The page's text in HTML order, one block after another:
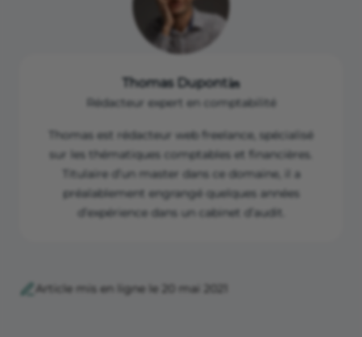
Thomas Dupont
Rédacteur expert en comptabilité
Thomas est rédacteur web freelance, spécialisé
sur les thématiques comptables et financières.
Titulaire d’un master dans ce domaine, il a
préalablement engrangé quelques années
d’expérience dans un cabinet d’audit.
Article mis en ligne le 20 mai 2021